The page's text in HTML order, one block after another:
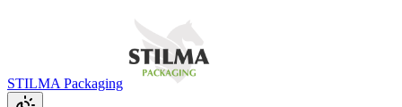
STILMA Packaging